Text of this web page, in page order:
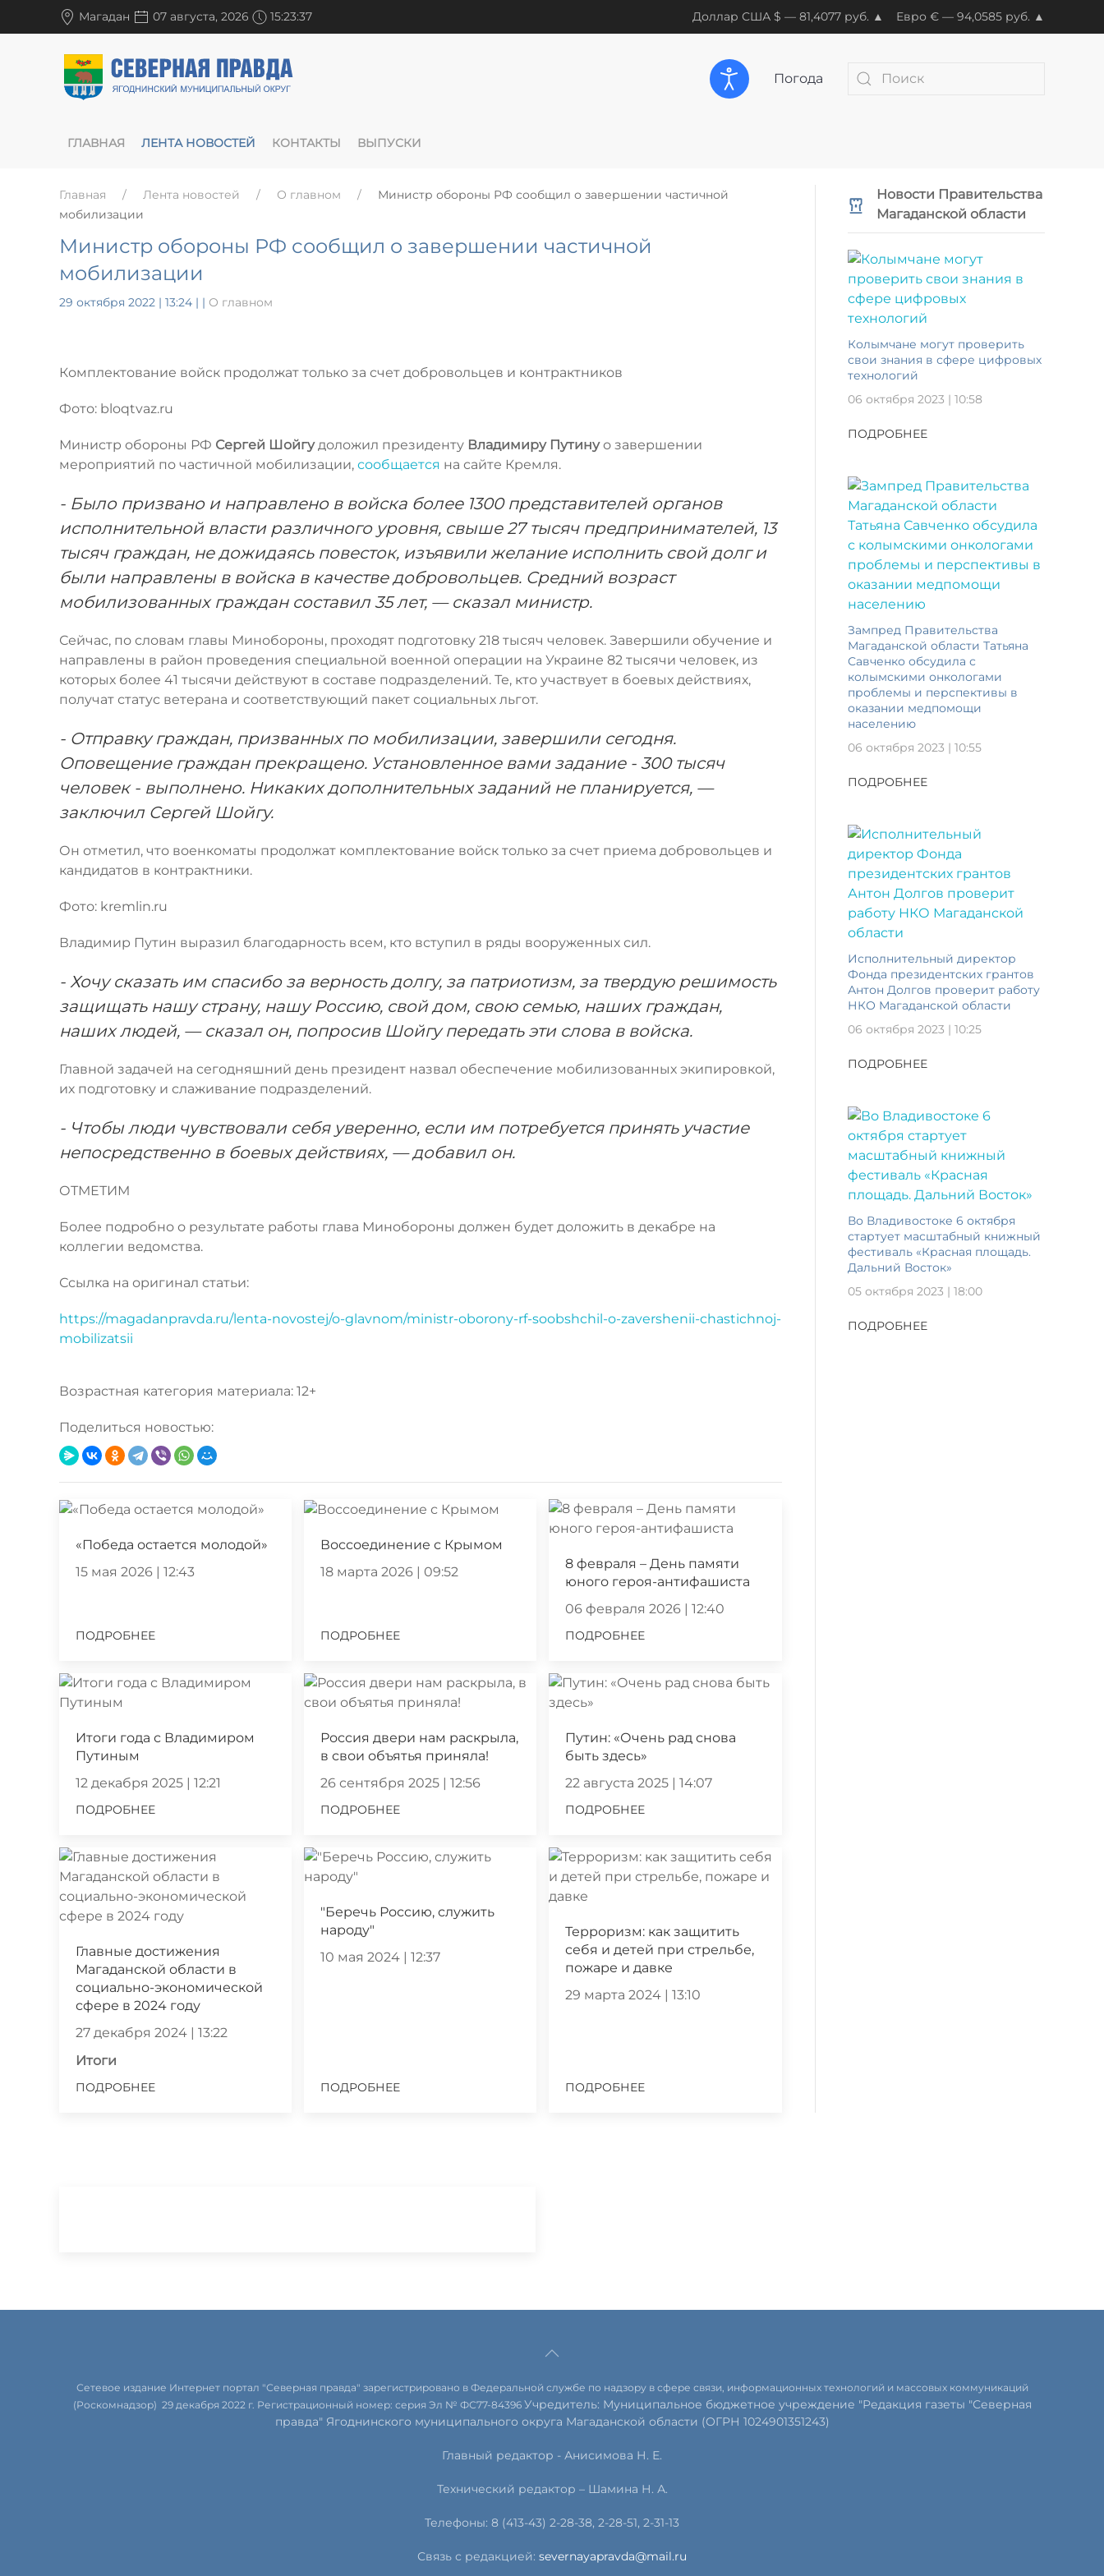
Магадан 07 августа, 2026 15:23:38 Доллар США $ — 81,4077 руб. ▲ Евро € — 94,0585 руб. ▲
Погода
ГЛАВНАЯ ЛЕНТА НОВОСТЕЙ КОНТАКТЫ ВЫПУСКИ
Главная Лента новостей О главном
Министр обороны РФ сообщил о завершении частичной
мобилизации
Министр обороны РФ сообщил о завершении частичной
мобилизации
29 октября 2022 | 13:24 | | О главном
Комплектование войск продолжат только за счет добровольцев и контрактников
Фото: bloqtvaz.ru
Министр обороны РФ Сергей Шойгудоложил президенту Владимиру Путинуо завершении
мероприятий по частичной мобилизации, сообщается на сайте Кремля.
- Было призвано и направлено в войска более 1300 представителей органов
исполнительной власти различного уровня, свыше 27 тысяч предпринимателей, 13
тысяч граждан, не дожидаясь повесток, изъявили желание исполнить свой долг и
были направлены в войска в качестве добровольцев. Средний возраст
мобилизованных граждан составил 35 лет, — сказал министр.
Сейчас, по словам главы Минобороны, проходят подготовку 218 тысяч человек. Завершили обучение и
направлены в район проведения специальной военной операции на Украине 82 тысячи человек, из
которых более 41 тысячи действуют в составе подразделений. Те, кто участвует в боевых действиях,
получат статус ветерана и соответствующий пакет социальных льгот.
- Отправку граждан, призванных по мобилизации, завершили сегодня.
Оповещение граждан прекращено. Установленное вами задание - 300 тысяч
человек - выполнено. Никаких дополнительных заданий не планируется, —
заключил Сергей Шойгу.
Он отметил, что военкоматы продолжат комплектование войск только за счет приема добровольцев и
кандидатов в контрактники.
Фото: kremlin.ru
Владимир Путин выразил благодарность всем, кто вступил в ряды вооруженных сил.
- Хочу сказать им спасибо за верность долгу, за патриотизм, за твердую решимость
защищать нашу страну, нашу Россию, свой дом, свою семью, наших граждан,
наших людей, — сказал он, попросив Шойгу передать эти слова в войска.
Главной задачей на сегодняшний день президент назвал обеспечение мобилизованных экипировкой,
их подготовку и слаживание подразделений.
- Чтобы люди чувствовали себя уверенно, если им потребуется принять участие
непосредственно в боевых действиях, — добавил он.
ОТМЕТИМ
Более подробно о результате работы глава Минобороны должен будет доложить в декабре на
коллегии ведомства.
Ссылка на оригинал статьи:
https://magadanpravda.ru/lenta-novostej/o-glavnom/ministr-oborony-rf-soobshchil-o-zavershenii-chastichnoj-
mobilizatsii
Возрастная категория материала: 12+
Поделиться новостью:
«Победа остается молодой»
15 мая 2026 | 12:43
ПОДРОБНЕЕ
Воссоединение с Крымом
18 марта 2026 | 09:52
ПОДРОБНЕЕ
8 февраля – День памяти
юного героя-антифашиста
06 февраля 2026 | 12:40
ПОДРОБНЕЕ
Итоги года с Владимиром
Путиным
12 декабря 2025 | 12:21
ПОДРОБНЕЕ
Россия двери нам раскрыла,
в свои объятья приняла!
26 сентября 2025 | 12:56
ПОДРОБНЕЕ
Путин: «Очень рад снова
быть здесь»
22 августа 2025 | 14:07
ПОДРОБНЕЕ
Главные достижения
Магаданской области в
социально-экономической
сфере в 2024 году
27 декабря 2024 | 13:22
Итоги
ПОДРОБНЕЕ
"Беречь Россию, служить
народу"
10 мая 2024 | 12:37
ПОДРОБНЕЕ
Терроризм: как защитить
себя и детей при стрельбе,
пожаре и давке
29 марта 2024 | 13:10
ПОДРОБНЕЕ
Новости Правительства
Магаданской области
Колымчане могут проверить
свои знания в сфере цифровых
технологий
06 октября 2023 | 10:58
ПОДРОБНЕЕ
Зампред Правительства
Магаданской области Татьяна
Савченко обсудила с
колымскими онкологами
проблемы и перспективы в
оказании медпомощи
населению
06 октября 2023 | 10:55
ПОДРОБНЕЕ
Исполнительный директор
Фонда президентских грантов
Антон Долгов проверит работу
НКО Магаданской области
06 октября 2023 | 10:25
ПОДРОБНЕЕ
Во Владивостоке 6 октября
стартует масштабный книжный
фестиваль «Красная площадь.
Дальний Восток»
05 октября 2023 | 18:00
ПОДРОБНЕЕ
Сетевое издание Интернет портал "Северная правда" зарегистрировано в Федеральной службе по надзору в сфере связи, информационных технологий и массовых коммуникаций
(Роскомнадзор) 29 декабря 2022 г. Регистрационный номер: серия Эл № ФС77-84396 Учредитель: Муниципальное бюджетное учреждение "Редакция газеты "Северная
правда" Ягоднинского муниципального округа Магаданской области (ОГРН 1024901351243)
Главный редактор - Анисимова Н. Е.
Технический редактор – Шамина Н. А.
Телефоны: 8 (413-43) 2-28-38, 2-28-51, 2-31-13
Связь с редакцией: severnayapravda@mail.ru